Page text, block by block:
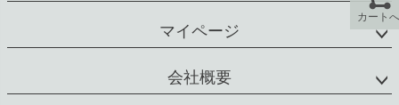
マイページ
会社概要
カートへ